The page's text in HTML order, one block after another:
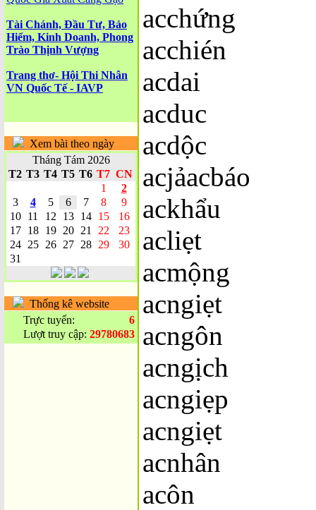
Tài Chánh, Đầu Tư, Bảo
Hiểm, Kinh Doanh, Phong
Trào Thịnh Vượng
Trang thơ- Hội Thi Nhân
VN Quốc Tế - IAVP
Xem bài theo ngày
Tháng Tám 2026
T2 T3 T4 T5 T6 T7 CN
1
2
3
4 5 6 7 8
9
10
11 12 13 14 15
16
17
18 19 20 21 22
23
24
25 26 27 28 29
30
31
Thống kê website
Trực tuyến:
6
Lượt truy cập: 29780683
acchứng
acchién
acdai
acduc
acdộc
acjảacbáo
ackhẩu
acliẹt
acmộng
acngiẹt
acngôn
acngịch
acngiẹp
acngiẹt
acnhân
acôn